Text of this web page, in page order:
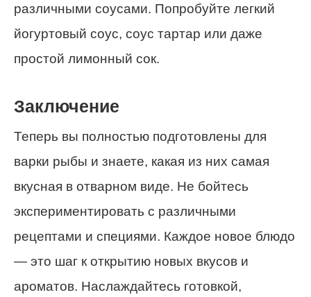
различными соусами. Попробуйте легкий
йогуртовый соус, соус тартар или даже
простой лимонный сок.
Заключение
Теперь вы полностью подготовлены для
варки рыбы и знаете, какая из них самая
вкусная в отварном виде. Не бойтесь
экспериментировать с различными
рецептами и специями. Каждое новое блюдо
— это шаг к открытию новых вкусов и
ароматов. Наслаждайтесь готовкой,